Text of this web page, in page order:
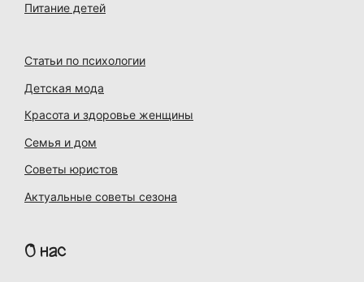
Питание детей
Статьи по психологии
Детская мода
Красота и здоровье женщины
Семья и дом
Советы юристов
Актуальные советы сезона
О нас